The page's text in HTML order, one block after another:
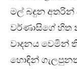
මල් බඳුන අතරින්
වර්ණාසිගේ
වාදනය වෙමින්
හොඳින්